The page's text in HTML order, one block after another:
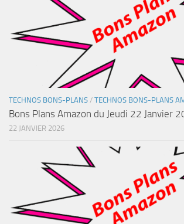
TECHNOS BONS-PLANS / TECHNOS BONS-PLANS
Bons Plans Amazon du Jeudi 22 Janvier
22 JANVIER 2026